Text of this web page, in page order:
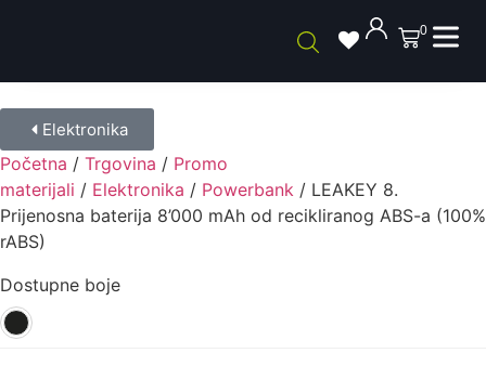
0
Elektronika
Početna / Trgovina / Promo
materijali / Elektronika / Powerbank / LEAKEY 8.
Prijenosna baterija 8’000 mAh od recikliranog ABS-a (100%
rABS)
Dostupne boje